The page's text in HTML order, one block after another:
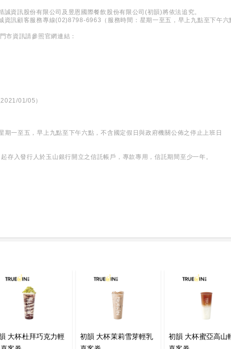
資訊股份有限公司及昱恩國際餐飲股份有限公司(初韻)將依法追究。
資訊顧客服務專線(02)8798-6963（服務時間：星期一至五，早上九點至下午
市資訊請參照官網連結：
01/05）
期一至五，早上九點至下午六點，不含國定假日與政府機關公佈之停止上班日
存入發行人於玉山銀行開立之信託帳戶，專款專用，信託期間至少一年。
大杯杜拜巧克力輕
初韻 大杯茉莉雪芽輕乳
初韻 大杯蜜亞高山